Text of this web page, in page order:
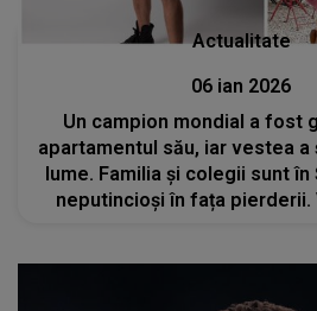
Actualitate
06 ian 2026
Un campion mondial a fost
apartamentul său, iar vestea
lume. Familia și colegii sunt în ȘOC și DOLIU,
neputincioși în fața pierderii.